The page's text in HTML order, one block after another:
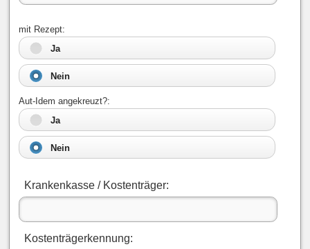
mit Rezept:
Ja
Nein
Aut-Idem angekreuzt?:
Ja
Nein
Krankenkasse / Kostenträger:
Kostenträgerkennung: